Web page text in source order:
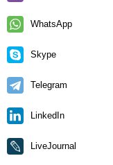
WhatsApp
Skype
Telegram
LinkedIn
LiveJournal